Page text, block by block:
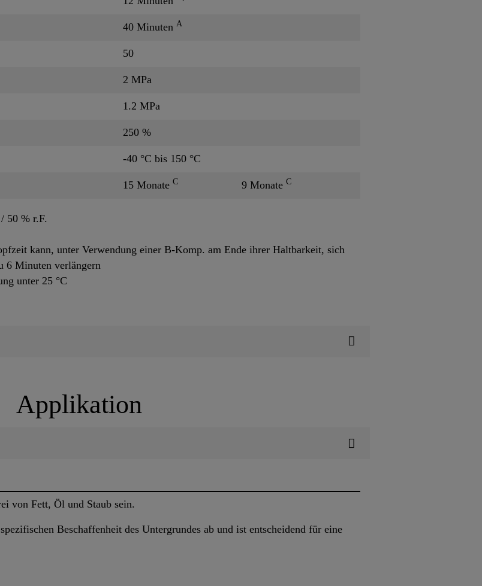
40 Minuten A
50
2 MPa
1.2 MPa
250 %
-40 °C bis 150 °C
15 Monate C 9 Monate C
50 % r.F.
kann, unter Verwendung einer B-Komp. am Ende ihrer Haltbarkeit, sich
6 Minuten verlängern
unter 25 °C
Applikation
von Fett, Öl und Staub sein.
Beschaffenheit des Untergrundes ab und ist entscheidend für eine